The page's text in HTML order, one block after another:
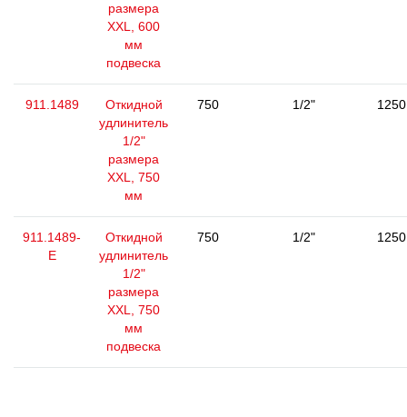
размера
XXL, 600
мм
подвеска
911.1489
Откидной
удлинитель
1/2"
размера
XXL, 750
мм
750 1/2" 1250
911.1489-
E
Откидной
удлинитель
1/2"
размера
XXL, 750
мм
подвеска
750 1/2" 1250